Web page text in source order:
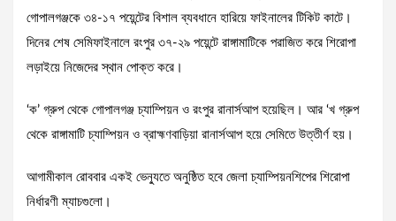
গোপালগঞ্জকে ৩৪-১৭ পয়েন্টের বিশাল ব্যবধানে হারিয়ে ফাইনালের টিকিট কাটে।
দিনের শেষ সেমিফাইনালে রংপুর ৩৭-২৯ পয়েন্টে রাঙ্গামাটিকে পরাজিত করে শিরোপা
লড়াইয়ে নিজেদের স্থান পোক্ত করে।
‘ক’ গ্রুপ থেকে গোপালগঞ্জ চ্যাম্পিয়ন ও রংপুর রানার্সআপ হয়েছিল। আর ‘খ গ্রুপ
থেকে রাঙ্গামাটি চ্যাম্পিয়ন ও ব্রাহ্মণবাড়িয়া রানার্সআপ হয়ে সেমিতে উত্তীর্ণ হয়।
আগামীকাল রোববার একই ভেন্যুতে অনুষ্ঠিত হবে জেলা চ্যাম্পিয়নশিপের শিরোপা
নির্ধারণী ম্যাচগুলো।